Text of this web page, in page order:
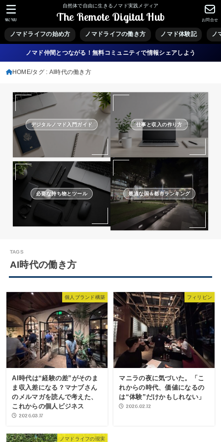
自然体で自由に生きるノマド実践メディア
The Remote Digital Hub
ノマドライフの始め方 ノマドライフの働き方 ノマド体験記 ノ
お問合せ
MENU
ノマド仲間とつながる！無料コミュニティで情報シェアしよう
HOME タグ : AI時代の働き方
デジタルノマド入門ガイド 仕事と収入の作り方
必要な持ち物とツール 最適な国＆都市ランキング
AI時代の働き方
個人ブランド構築
AI時代は“経験の差”がそのま
ま収入差になる？マナブさん
のメルマガを読んで考えた、
これからの個人ビジネス
2026.03.17
フィリピン
マニラの夜に気づいた。「こ
れからの時代、価値になるの
は“体験”だけかもしれない」
2026.02.12
ノマドライフの現実